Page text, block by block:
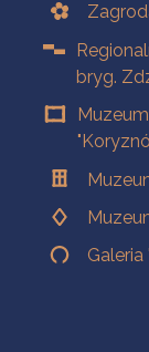
bryg.
Galeria